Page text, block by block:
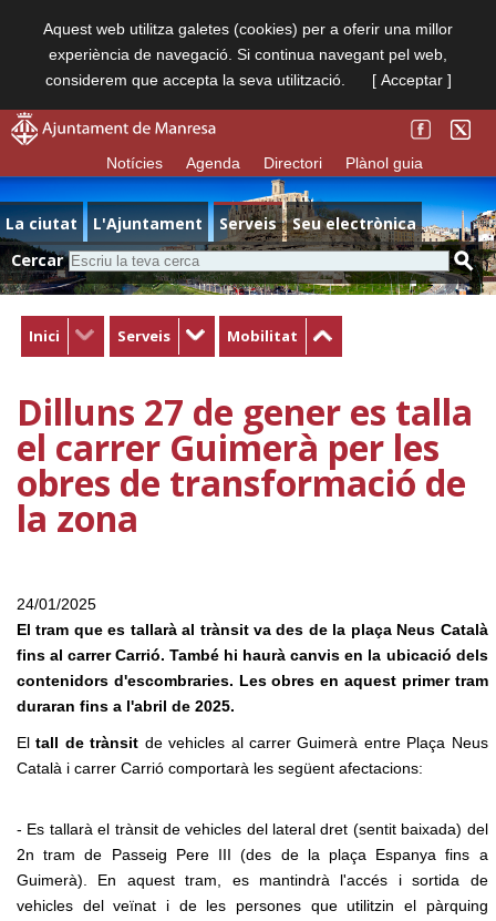
Aquest web utilitza galetes (cookies) per a oferir una millor
experiència de navegació. Si continua navegant pel web,
considerem que accepta la seva utilització.
[ Acceptar ]
Notícies Agenda Directori Plànol guia
La ciutat L'Ajuntament Serveis
Seu electrònica
Cercar
Inici Serveis Mobilitat
Dilluns 27 de gener es talla
el carrer Guimerà per les
obres de transformació de
la zona
24/01/2025
El tram que es tallarà al trànsit va des de la plaça Neus Català
fins al carrer Carrió. També hi haurà canvis en la ubicació dels
contenidors d'escombraries. Les obres en aquest primer tram
duraran fins a l'abril de 2025.
Eltall de trànsit de vehicles al carrer Guimerà entre Plaça Neus
Català i carrer Carrió comportarà les següent afectacions:
- Es tallarà el trànsit de vehicles del lateral dret (sentit baixada) del
2n tram de Passeig Pere III (des de la plaça Espanya fins a
Guimerà). En aquest tram, es mantindrà l'accés i sortida de
vehicles del veïnat i de les persones que utilitzin el pàrquing